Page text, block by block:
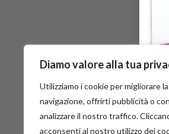
Diamo valore alla tua
Utilizziamo i cookie per migliorare
navigazione, offrirti pubblicità o
analizzare il nostro traffico.
acconsenti al nostro utilizzo dei